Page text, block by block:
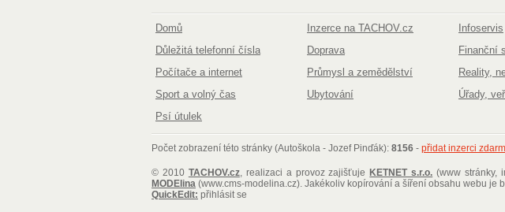
Domů Inzerce na TACHOV.cz Infoservis
Důležitá telefonní čísla
Doprava Finanční
Počítače a internet
Průmysl a zemědělství Reality,
Sport a volný čas
Ubytování Úřady,
Psí útulek
Počet zobrazení této stránky (Autoškola - Jozef Pinďák): 8156 - přidat inzerci
© 2010 TACHOV.cz, realizaci a provoz zajišťujeKETNET s.r.o. (www stránky,
MODElina (www.cms-modelina.cz) . Jakékoliv kopírování a šíření obsahu webu je
QuickEdit: přihlásit se